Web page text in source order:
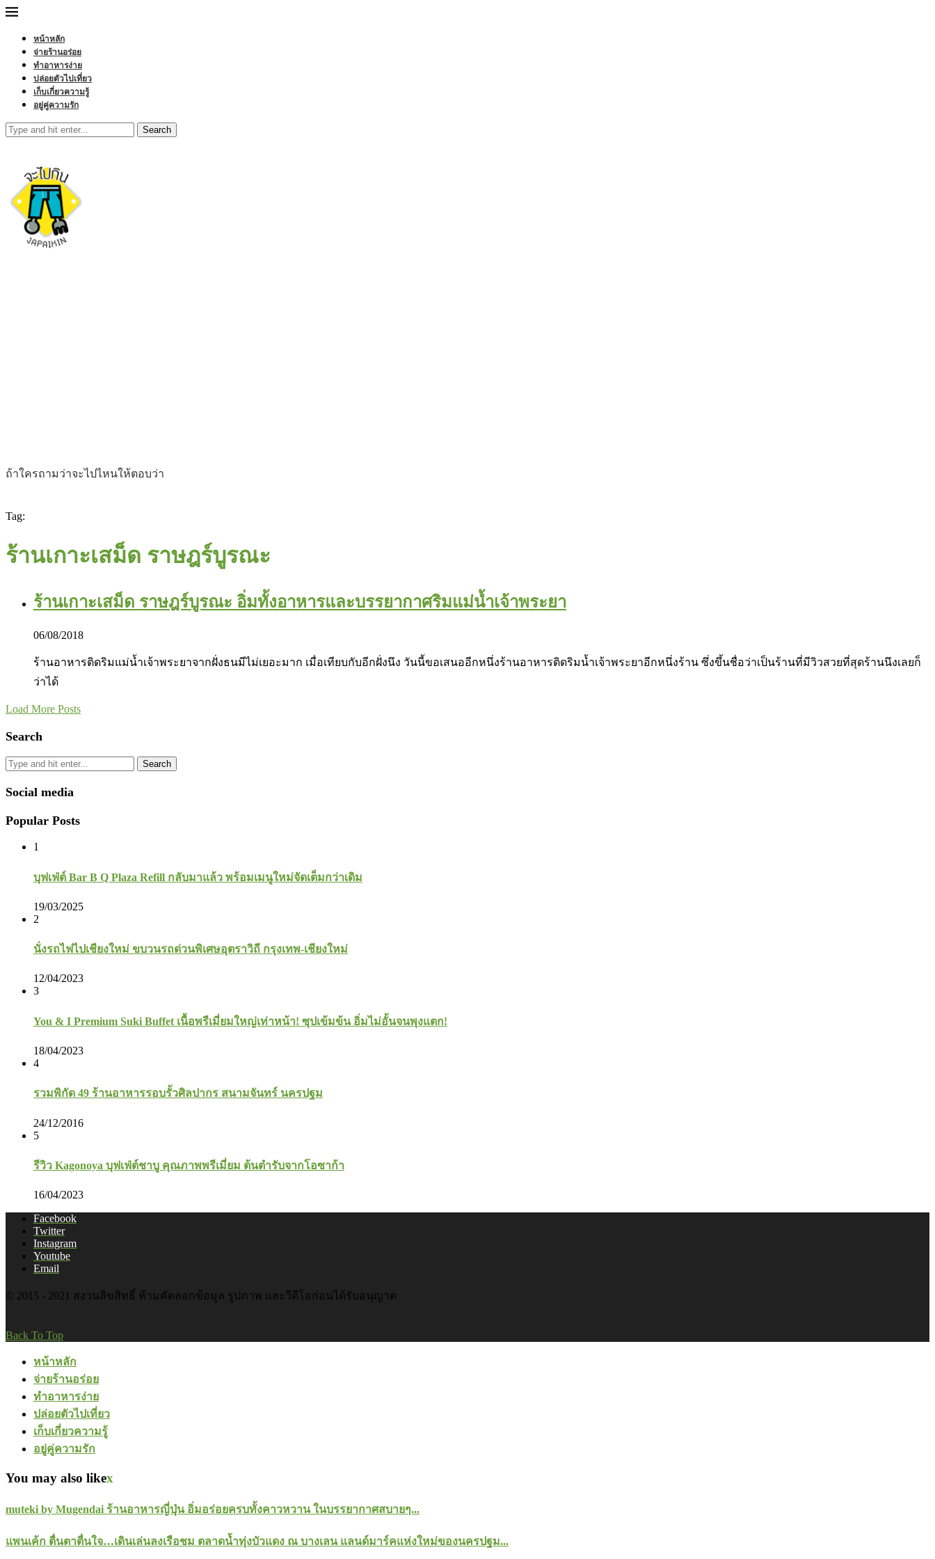
หน้าหลัก
จ่ายร้านอร่อย
ทำอาหารง่าย
ปล่อยตัวไปเที่ยว
เก็บเกี่ยวความรู้
อยู่คู่ความรัก
Search
ถ้าใครถามว่าจะไปไหนให้ตอบว่า
Tag:
ร้านเกาะเสม็ด ราษฎร์บูรณะ
ร้านเกาะเสม็ด ราษฎร์บูรณะ อิ่มทั้งอาหารและบรรยากาศริมแม่น้ำเจ้าพระยา
06/08/2018
ร้านอาหารติดริมแม่น้ำเจ้าพระยาจากฝั่งธนมีไม่เยอะมาก เมื่อเทียบกับอีกฝั่งนึง วันนี้ขอเสนออีกหนึ่งร้านอาหารติดริมน้ำเจ้าพระยาอีกหนึ่งร้าน ซึ่งขึ้นชื่อว่าเป็นร้านที่มีวิวสวยที่สุดร้านนึงเลยก็
ว่าได้
Load More Posts
Search
Search
Social media
Popular Posts
1
บุฟเฟ่ต์ Bar B Q Plaza Refill กลับมาแล้ว พร้อมเมนูใหม่จัดเต็มกว่าเดิม
19/03/2025
2
นั่งรถไฟไปเชียงใหม่ ขบวนรถด่วนพิเศษอุตราวิถี กรุงเทพ-เชียงใหม่
12/04/2023
3
You & I Premium Suki Buffet เนื้อพรีเมี่ยมใหญ่เท่าหน้า! ซุปเข้มข้น อิ่มไม่อั้นจนพุงแตก!
18/04/2023
4
รวมพิกัด 49 ร้านอาหารรอบรั้วศิลปากร สนามจันทร์ นครปฐม
24/12/2016
5
รีวิว Kagonoya บุฟเฟ่ต์ชาบู คุณภาพพรีเมี่ยม ต้นตำรับจากโอซาก้า
16/04/2023
Facebook
Twitter
Instagram
Youtube
Email
© 2015 - 2021 สงวนลิขสิทธิ์ ห้ามคัดลอกข้อมูล รูปภาพ และวีดีโอก่อนได้รับอนุญาต
Back To Top
หน้าหลัก
จ่ายร้านอร่อย
ทำอาหารง่าย
ปล่อยตัวไปเที่ยว
เก็บเกี่ยวความรู้
อยู่คู่ความรัก
You may also likex
muteki by Mugendai ร้านอาหารญี่ปุ่น อิ่มอร่อยครบทั้งคาวหวาน ในบรรยากาศสบายๆ...
แพนเค้ก ตื่นตาตื่นใจ…เดินเล่นลงเรือชม ตลาดน้ำทุ่งบัวแดง ณ บางเลน แลนด์มาร์คแห่งใหม่ของนครปฐม...